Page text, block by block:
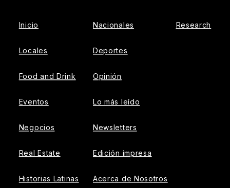
Inicio
Locales
Food and Drink
Eventos
Negocios
Real Estate
Historias Latinas
Nacionales
Deportes
Opinión
Lo más leído
Newsletters
Edición impresa
Acerca de Nosotros
Research